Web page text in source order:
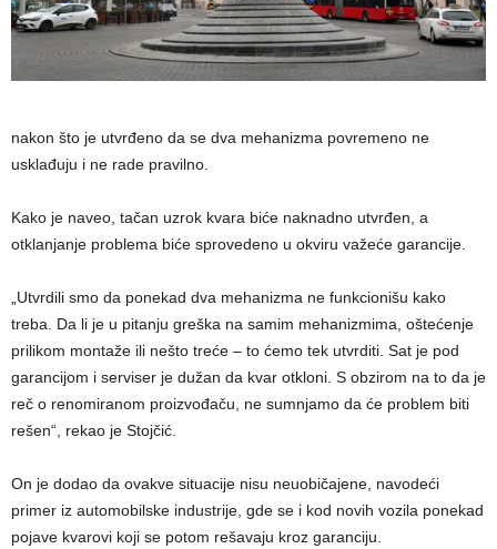
nakon što je utvrđeno da se dva mehanizma povremeno ne
usklađuju i ne rade pravilno.
Kako je naveo, tačan uzrok kvara biće naknadno utvrđen, a
otklanjanje problema biće sprovedeno u okviru važeće garancije.
„Utvrdili smo da ponekad dva mehanizma ne funkcionišu kako
treba. Da li je u pitanju greška na samim mehanizmima, oštećenje
prilikom montaže ili nešto treće – to ćemo tek utvrditi. Sat je pod
garancijom i serviser je dužan da kvar otkloni. S obzirom na to da je
reč o renomiranom proizvođaču, ne sumnjamo da će problem biti
rešen“, rekao je Stojčić.
On je dodao da ovakve situacije nisu neuobičajene, navodeći
primer iz automobilske industrije, gde se i kod novih vozila ponekad
pojave kvarovi koji se potom rešavaju kroz garanciju.